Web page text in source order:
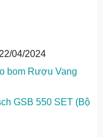
22/04/2024
bom Rượu Vang
GSB 550 SET (Bộ